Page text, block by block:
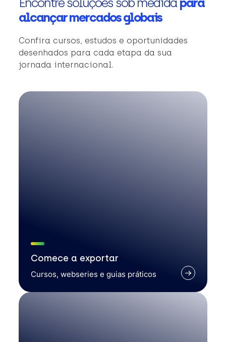
alcançar mercados globais
Confira cursos, estudos e oportunidades
desenhados para cada etapa da sua
jornada internacional.
Comece a exportar
Cursos, webseries e guias práticos